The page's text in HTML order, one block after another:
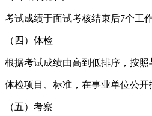
考试成绩于面试考核结束后7个工
（四）体检
根据考试成绩由高到低排序，按
体检项目、标准，在事业单位公
（五）考察